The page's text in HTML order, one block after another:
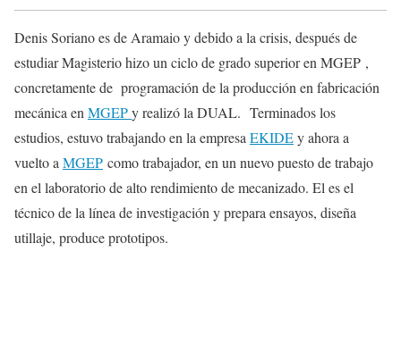
Denis Soriano es de Aramaio y debido a la crisis, después de
estudiar Magisterio hizo un ciclo de grado superior en MGEP ,
concretamente de programación de la producción en fabricación
mecánica en MGEPy realizó la DUAL. Terminados los
estudios, estuvo trabajando en la empresa EKIDEy ahora a
vuelto a MGEP como trabajador, en un nuevo puesto de trabajo
en el laboratorio de alto rendimiento de mecanizado. El es el
técnico de la línea de investigación y prepara ensayos, diseña
utillaje, produce prototipos.